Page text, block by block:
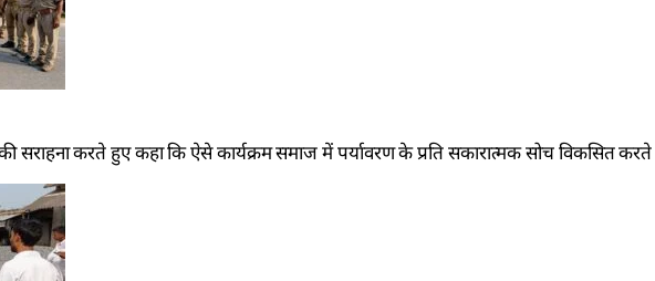
सराहना करते हुए कहा कि ऐसे कार्यक्रम समाज में पर्यावरण के प्रति सकारात्मक सोच विकसित करते